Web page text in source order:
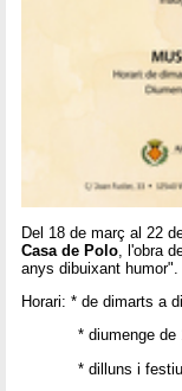
Del 18 de març al 22
Casa de Polo , l'obra
anys dibuixant
Horari: * de dimarts a
* diumenge de
* dilluns i festius